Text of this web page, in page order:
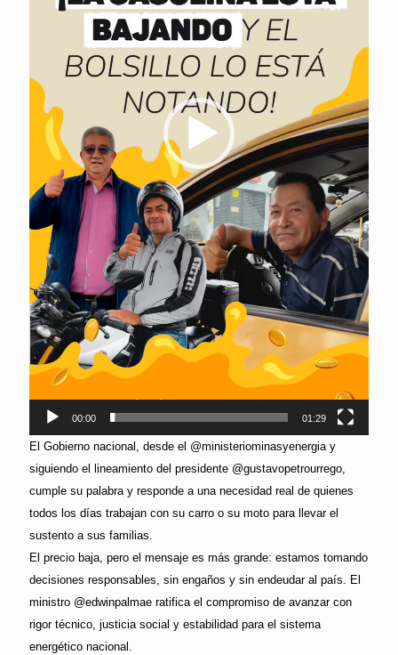
00:00 01:29
El Gobierno nacional, desde el @ministeriominasyenergia y
siguiendo el lineamiento del presidente @gustavopetrourrego,
cumple su palabra y responde a una necesidad real de quienes
todos los días trabajan con su carro o su moto para llevar el
sustento a sus familias.
El precio baja, pero el mensaje es más grande: estamos tomando
decisiones responsables, sin engaños y sin endeudar al país. El
ministro @edwinpalmae ratifica el compromiso de avanzar con
rigor técnico, justicia social y estabilidad para el sistema
energético nacional.